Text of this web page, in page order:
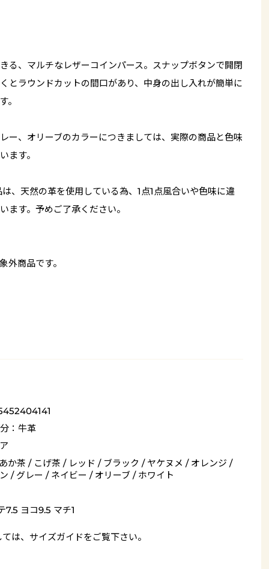
る、マルチなレザーコインパース。スナップボタンで開閉
とラウンドカットの間口があり、中身の出し入れが簡単に
。
ー、オリーブのカラーにつきましては、実際の商品と色味
ます。
、天然の革を使用している為、1点1点風合いや色味に違
ます。予めご了承ください。
外商品です。
：牛革
か茶 / こげ茶 / レッド / ブラック / ヤケヌメ / オレンジ /
/ グレー / ネイビー / オリーブ / ホワイト
7.5 ヨコ9.5 マチ1
は、 サイズガイドをご覧下さい。